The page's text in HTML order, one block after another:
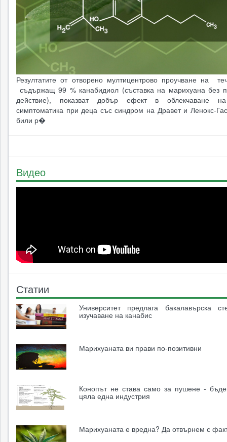
Резултатите от отворено мултицентрово проучване на
съдържащ 99 % канабидиол (съставка на марихуана без
действие), показват добър ефект в облекчаване на
симптоматика при деца със синдром на Дравет и Ленокс-
били р�
Видео
Статии
Университет предлага бакалавърска
изучаване на канабис
Марихуаната ви прави по-позитивни
Конопът не става само за пушене -
цяла една индустрия
Марихуаната е вредна? Да отвърнем с